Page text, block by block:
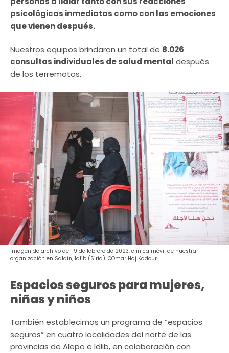
psicológicas inmediatas como con las emociones
que vienen después.
Nuestros equipos brindaron un total de 8.026
consultas individuales de salud mental después
de los terremotos.
Imagen de archivo del 19 de febrero de 2023: clínica móvil de nuestra
organización en Salqin, Idlib (Siria). ©Omar Haj Kadour.
Espacios seguros para mujeres,
niñas y niños
También establecimos un programa de “espacios
seguros” en cuatro localidades del norte de las
provincias de Alepo e Idlib, en colaboración con